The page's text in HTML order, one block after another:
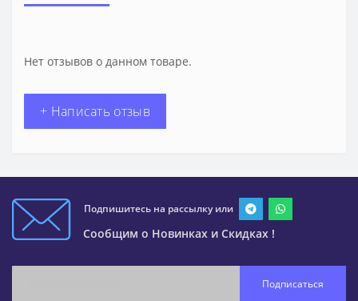
Нет отзывов о данном товаре.
+ Написать отзыв
Подпишитесь на рассылку или
Сообщим о Новинках и Скидках !
Подписаться